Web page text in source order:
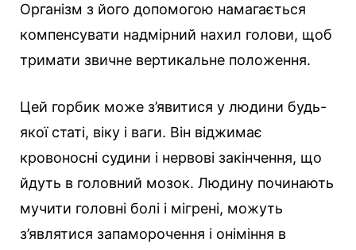
Організм з його допомогою намагається
компенсувати надмірний нахил голови, щоб
тримати звичне вертикальне положення.
Цей горбик може з’явитися у людини будь-
якої статі, віку і ваги. Він віджимає
кровоносні судини і нервові закінчення, що
йдуть в головний мозок. Людину починають
мучити головні болі і мігрені, можуть
з’являтися запаморочення і оніміння в